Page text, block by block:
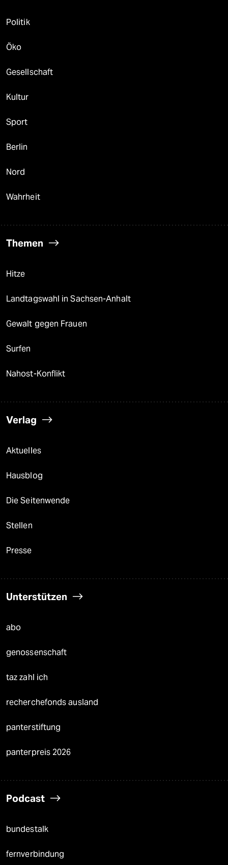
Politik
Öko
Gesellschaft
Kultur
Sport
Berlin
Nord
Wahrheit
Themen
Hitze
Landtagswahl in Sachsen-Anhalt
Gewalt gegen Frauen
Surfen
Nahost-Konflikt
Verlag
Aktuelles
Hausblog
Die Seitenwende
Stellen
Presse
Unterstützen
abo
genossenschaft
taz zahl ich
recherchefonds ausland
panterstiftung
panterpreis 2026
Podcast
bundestalk
fernverbindung